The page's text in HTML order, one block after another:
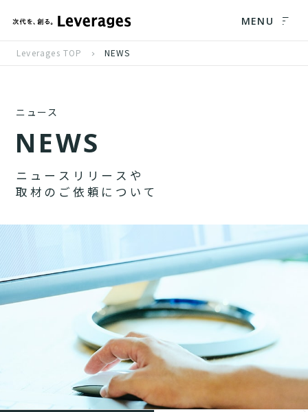
MENU
Leverages TOP NEWS
ニュース
NEWS
ニ ュ ー ス リ リ ー ス や
取 材 の ご 依 頼 に つ い て